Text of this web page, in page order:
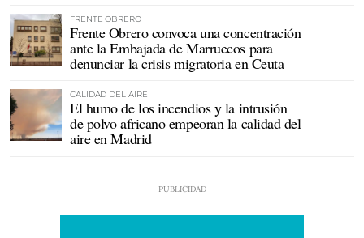
FRENTE OBRERO
Frente Obrero convoca una concentración
ante la Embajada de Marruecos para
denunciar la crisis migratoria en Ceuta
CALIDAD DEL AIRE
El humo de los incendios y la intrusión
de polvo africano empeoran la calidad del
aire en Madrid